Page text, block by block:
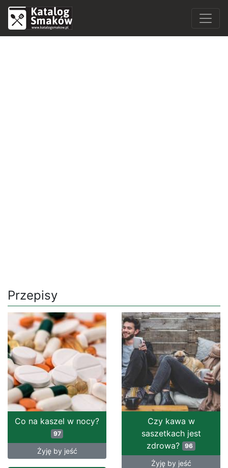
Przepisy
Co na kaszel w nocy?
97
Żyję by jeść
Czy kawa w
saszetkach jest
zdrowa? 96
Żyję by jeść